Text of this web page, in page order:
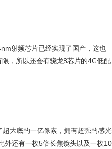
射频芯片已经实现了国产，这也
，所以还会有骁龙8芯片的4G低配
大底的一亿像素，拥有超强的感光
外还有一枚5倍长焦镜头以及一枚10